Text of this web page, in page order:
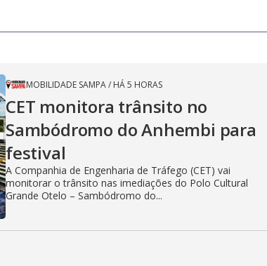
MOBILIDADE SAMPA/ HÁ 5 HORAS
CET monitora trânsito no
Sambódromo do Anhembi para
festival
A Companhia de Engenharia de Tráfego (CET) vai
monitorar o trânsito nas imediações do Polo Cultural
Grande Otelo – Sambódromo do...